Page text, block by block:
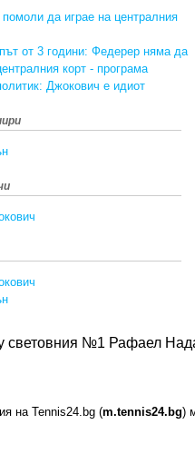
да играе на централния
от 3 години: Федерер няма да
корт - програма
Джокович е идиот
световния №1 Рафаел
на Tennis24.bg (m.tennis24.bg)